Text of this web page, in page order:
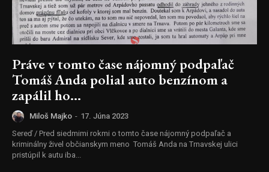
Práve v tomto čase nájomný podpaľač
Tomáš Anda polial auto benzínom a
zapálil ho…
Miloš Majko - 17. Júna 2023
Sereď / Pred siedmimi rokmi o tomto čase nájomný podpaľač a
kriminálny živel občianskym meno Tomáš Anda na Trnavskej ulici
pristúpil k autu iba...